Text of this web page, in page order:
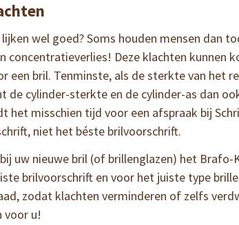
wel goed? Soms houden mensen dan
concentratieverlies! Deze klachten kunnen
een bril. Tenminste, als de sterkte van het
de cylinder-sterkte en de cylinder-as dan
misschien tijd voor een afspraak bij
niet het béste brilvoorschrift.
uw nieuwe bril (of brillenglazen) het Brafo-
brilvoorschrift en voor het juiste type
zodat klachten verminderen of zelfs
voor u!